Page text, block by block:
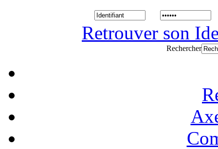
Retrouver son
Rechercher